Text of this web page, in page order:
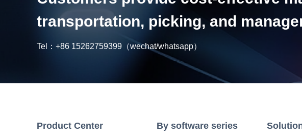
transportation, picking, and
Tel： +86 15262759399 （wechat/whatsapp）
Product Center By software series